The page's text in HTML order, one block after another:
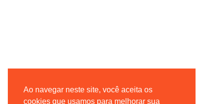
Ao navegar neste site, você aceita os
cookies que usamos para melhorar sua